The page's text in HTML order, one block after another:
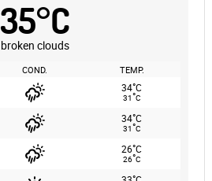
35°C
broken clouds
COND. TEMP.
34°C
31°C
34°C
31°C
26°C
26°C
°